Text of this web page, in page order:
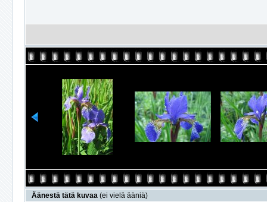
Äänestä tätä kuvaa (ei vielä ääniä)